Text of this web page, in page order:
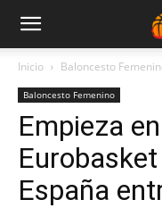
Inicio Baloncesto
Baloncesto Femenino
Empieza
España